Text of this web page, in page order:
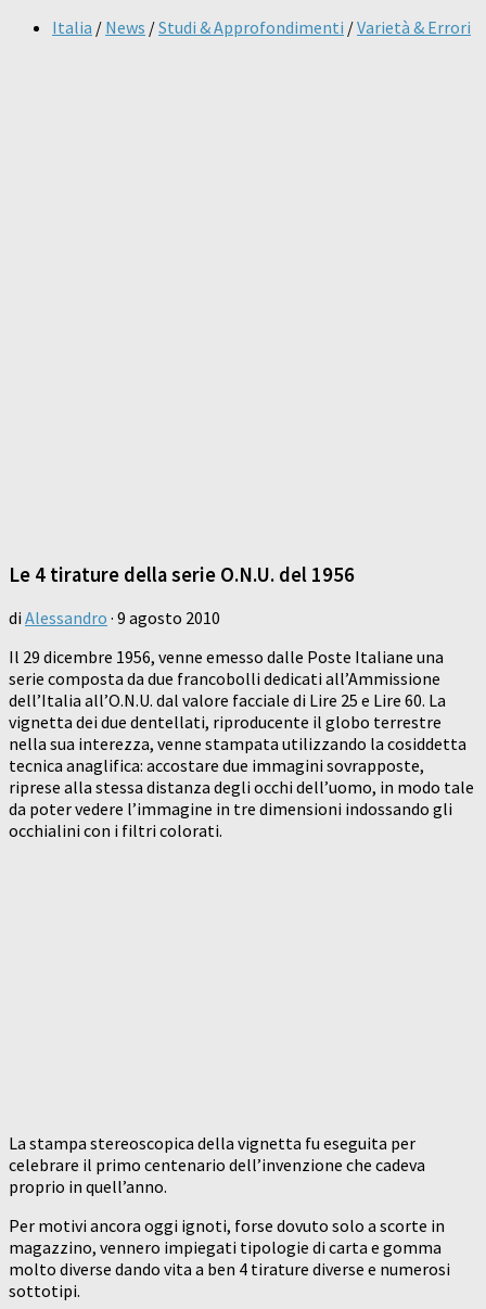
Italia / News /Studi & Approfondimenti /Varietà & Errori
Le 4 tirature della serie O.N.U. del 1956
di Alessandro · 9 agosto 2010
Il 29 dicembre 1956, venne emesso dalle Poste Italiane una
serie composta da due francobolli dedicati all’Ammissione
dell’Italia all’O.N.U. dal valore facciale di Lire 25 e Lire 60. La
vignetta dei due dentellati, riproducente il globo terrestre
nella sua interezza, venne stampata utilizzando la cosiddetta
tecnica anaglifica: accostare due immagini sovrapposte,
riprese alla stessa distanza degli occhi dell’uomo, in modo tale
da poter vedere l’immagine in tre dimensioni indossando gli
occhialini con i filtri colorati.
La stampa stereoscopica della vignetta fu eseguita per
celebrare il primo centenario dell’invenzione che cadeva
proprio in quell’anno.
Per motivi ancora oggi ignoti, forse dovuto solo a scorte in
magazzino, vennero impiegati tipologie di carta e gomma
molto diverse dando vita a ben 4 tirature diverse e numerosi
sottotipi.